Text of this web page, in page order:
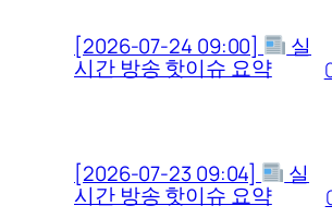
[2026-07-24 09:00] 실
시간 방송 핫이슈 요약
[2026-07-23 09:04] 실
시간 방송 핫이슈 요약